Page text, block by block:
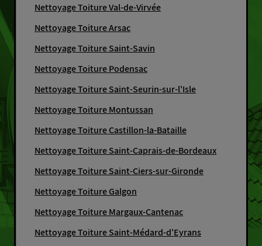
Nettoyage Toiture Val-de-Virvée
Nettoyage Toiture Arsac
Nettoyage Toiture Saint-Savin
Nettoyage Toiture Podensac
Nettoyage Toiture Saint-Seurin-sur-l'Isle
Nettoyage Toiture Montussan
Nettoyage Toiture Castillon-la-Bataille
Nettoyage Toiture Saint-Caprais-de-Bordeaux
Nettoyage Toiture Saint-Ciers-sur-Gironde
Nettoyage Toiture Galgon
Nettoyage Toiture Margaux-Cantenac
Nettoyage Toiture Saint-Médard-d'Eyrans